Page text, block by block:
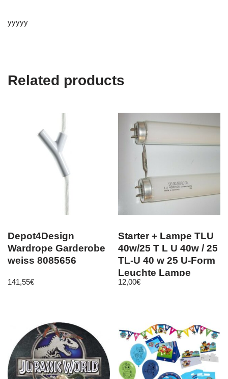
yyyyy
Related products
Depot4Design
Wardrope Garderobe
weiss 8085656
141,55€
Starter + Lampe TLU
40w/25 T L U 40w / 25
TL-U 40 w 25 U-Form
Leuchte Lampe
12,00€